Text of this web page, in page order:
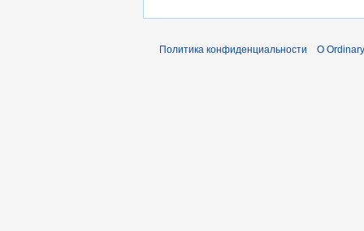
Политика конфиденциальности О